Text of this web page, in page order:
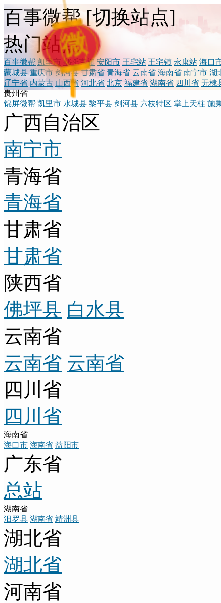
百事微帮 [切换站点]
热门站点
百事微帮 凯里市 鄂托克旗 安阳市 王宅站 王宅镇 永康站 海口
蒙城县 重庆市 剑河县 甘肃省 青海省 云南省 海南省 南宁市 湖
辽宁省 内蒙古 山西省 河北省 北京 福建省 湖南省 四川省 无棣
贵州省
锦屏微帮 凯里市 水城县 黎平县 剑河县 六枝特区 掌上天柱 施
广西自治区
南宁市
青海省
青海省
甘肃省
甘肃省
陕西省
佛坪县 白水县
云南省
云南省 云南省
四川省
四川省
海南省
海口市 海南省 益阳市
广东省
总站
湖南省
汨罗县 湖南省 靖洲县
湖北省
湖北省
河南省
微